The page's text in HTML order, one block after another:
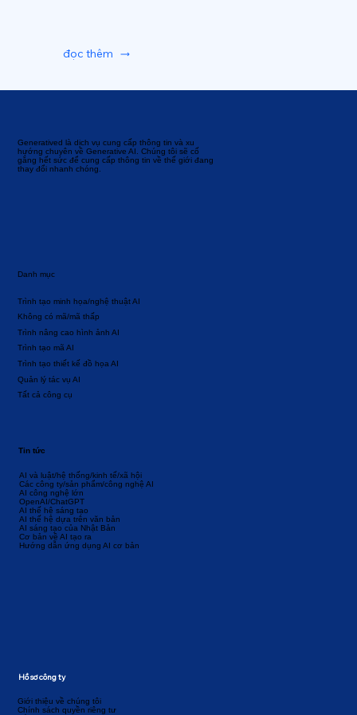
Generatived là dịch vụ cung cấp thông tin và xu
hướng chuyên về Generative AI. Chúng tôi sẽ cố
gắng hết sức để cung cấp thông tin về thế giới đang
thay đổi nhanh chóng.
Danh mục
Tất cả công cụ
Quản lý tác vụ AI
Trình tạo thiết kế đồ họa AI
Không có mã/mã thấp
Trình tạo mã AI
Trình nâng cao hình ảnh AI
Trình tạo minh họa/nghệ thuật AI
AI và luật/hệ thống/kinh tế/xã hội
Các công ty/sản phẩm/công nghệ AI
AI công nghệ lớn
OpenAI/ChatGPT
AI thế hệ sáng tạo
AI thế hệ dựa trên văn bản
AI sáng tạo của Nhật Bản
Cơ bản về AI tạo ra
Hướng dẫn ứng dụng AI cơ bản
Tin tức
Giới thiệu về chúng tôi
Chính sách quyền riêng tư
Hồ sơ công ty
đọc thêm